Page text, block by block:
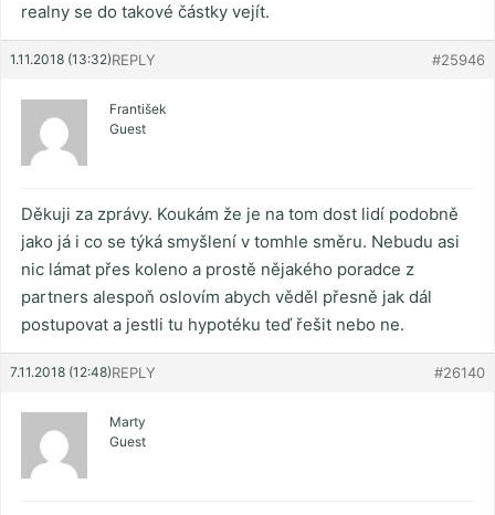
realny se do takové částky vejít.
1.11.2018 (13:32) #25946
REPLY
František
Guest
Děkuji za zprávy. Koukám že je na tom dost lidí podobně
jako já i co se týká smyšlení v tomhle směru. Nebudu asi
nic lámat přes koleno a prostě nějakého poradce z
partners alespoň oslovím abych věděl přesně jak dál
postupovat a jestli tu hypotéku teď řešit nebo ne.
7.11.2018 (12:48) #26140
REPLY
Marty
Guest